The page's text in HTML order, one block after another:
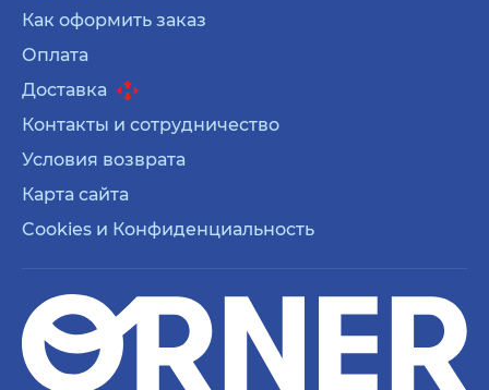
Как оформить заказ
Оплата
Доставка
Контакты и сотрудничество
Условия возврата
Карта сайта
Cookies и Конфиденциальность